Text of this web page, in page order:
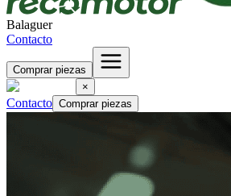
Balaguer
Contacto
Comprar piezas
×
Contacto Comprar piezas